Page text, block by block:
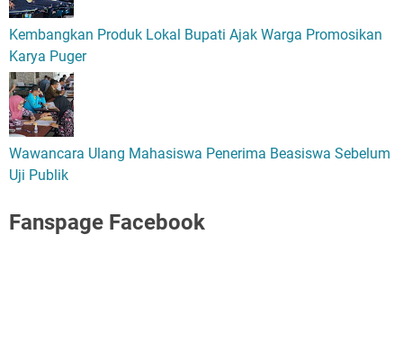
Kembangkan Produk Lokal Bupati Ajak Warga Promosikan
Karya Puger
Wawancara Ulang Mahasiswa Penerima Beasiswa Sebelum
Uji Publik
Fanspage Facebook